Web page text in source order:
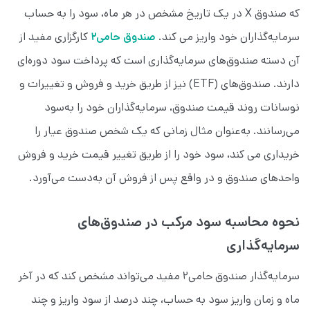
که صندوق X در یک تاریخ مشخص در هر ماه، سود را به حساب
سرمایه‌گذاران خود واریز می کند. صندوق حامی۲ کارگزاری مفید از
آن دسته صندوق‌های سرمایه‌گذاری است که پرداخت سود دوره‌ای
دارند. صندوق‌های (ETF) نیز از طریق خرید و فروش و تغییرات و
نوسانات روند قیمت صندوق، سرمایه‌گذاران خود را به‌سود
می‌رسانند. به‌عنوان مثال زمانی که یک شخص صندوق عیار را
خریداری می کند، سود خود را از طریق تغییر قیمت خرید و فروش
واحدهای صندوق و در واقع پس از فروش آن به‌دست می‌آورد.
نحوه محاسبه سود مرکب در صندوق‌های
سرمایه‌گذاری
سرمایه‌گذار صندوق حامی۲ مفید می‌تواند مشخص کند که در آخر
ماه و زمان واریز سود به حساب، چند درصد از سود واریز و چند